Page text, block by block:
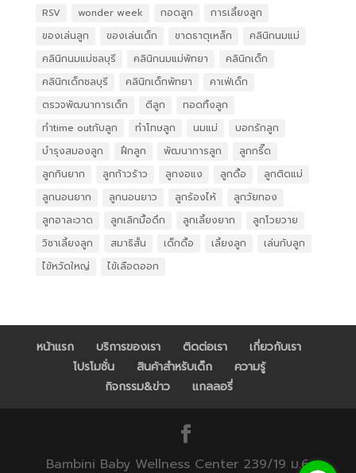
RSV wonder week กอดลูก
การเลี้ยงลูก
ของเล่นลูก
ของเล่นเด็ก ขาดธาตุเหล็ก
คลินิกนมแม่
คลินิกนมแม่ชลบุรี
คลินิกนมแม่พัทยา
คลินิกเด็ก
คลินิกเด็กชลบุรี
คลินิกเด็กพัทยา
คาเฟ่เด็ก
ตรวจพัฒนาการเด็ก
ตีลูก
ทอดทิ้งลูก
ทำtime outกับลูก
ทำโทษลูก นมแม่
บอกรักลูก
บำรุงสมองลูก
ฝึกลูก พัฒนาการลูก
ลูกกรี๊ด
ลูกกินยาก
ลูกก้าวร้าว ลูกงอแง ลูกดื้อ
ลูกติดแม่
ลูกนอนยาก
ลูกนอนยาว ลูกร้องไห้
ลูกวัยทอง
ลูกอาละวาด
ลูกเลิกมื้อดึก ลูกเลี้ยงยาก
ลูกโวยวาย
วิชาเลี้ยงลูก
สมาธิสั้น เด็กดื้อ เลี้ยงลูก
เล่นกับลูก
ไข้หวัดใหญ่
ไข้เลือดออก
หน้าแรก บริการของเรา ติดต่อเรา
เกี่ยวกับเรา
โปรโมชั่น
สินค้าสำหรับเด็ก
ความรู้
กิจกรรม&ข่าว
แกลลอรี่
Bambini Baby Wellness Center 239/19 ม.6